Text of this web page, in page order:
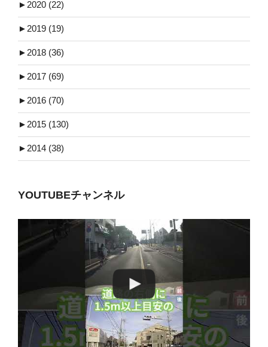
► 2020 (22)
► 2019 (19)
► 2018 (36)
► 2017 (69)
► 2016 (70)
► 2015 (130)
► 2014 (38)
YOUTUBEチャンネル